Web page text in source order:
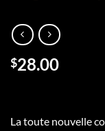
$28.00
La toute nouvelle